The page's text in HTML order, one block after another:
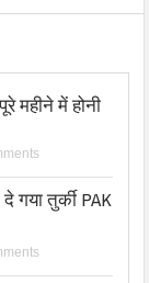
महीने में होनी
गया तुर्की PAK